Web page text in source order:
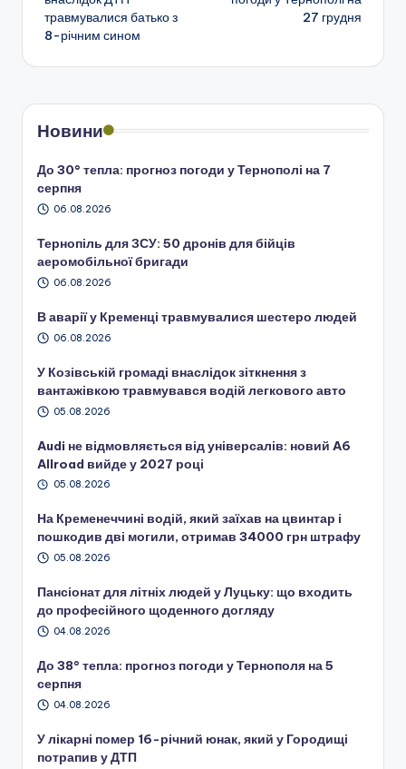
запису
травмувалися батько з
8-річним сином
27 грудня
Новини
До 30° тепла: прогноз погоди у Тернополі на 7
серпня
06.08.2026
Тернопіль для ЗСУ: 50 дронів для бійців
аеромобільної бригади
06.08.2026
В аварії у Кременці травмувалися шестеро людей
06.08.2026
У Козівській громаді внаслідок зіткнення з
вантажівкою травмувався водій легкового авто
05.08.2026
Audi не відмовляється від універсалів: новий A6
Allroad вийде у 2027 році
05.08.2026
На Кременеччині водій, який заїхав на цвинтар і
пошкодив дві могили, отримав 34000 грн штрафу
05.08.2026
Пансіонат для літніх людей у Луцьку: що входить
до професійного щоденного догляду
04.08.2026
До 38° тепла: прогноз погоди у Тернополя на 5
серпня
04.08.2026
У лікарні помер 16-річний юнак, який у Городищі
потрапив у ДТП